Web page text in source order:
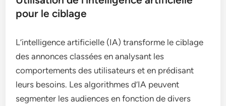
pour le ciblage
L’intelligence artificielle (IA) transforme le ciblage
des annonces classées en analysant les
comportements des utilisateurs et en prédisant
leurs besoins. Les algorithmes d’IA peuvent
segmenter les audiences en fonction de divers